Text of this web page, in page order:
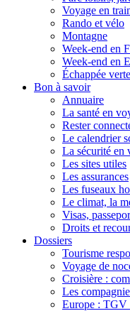
Voyage en
Rando et vélo
Montagne
Week-end en
Week-end en
Échappée verte
Bon à savoir
Annuaire
La santé en
Rester
Le calendrier
La sécurité en
Les sites utiles
Les assurances
Les fuseaux
Le climat, la
Visas,
Droits et
Dossiers
Tourisme
Voyage de
Croisière :
Les
Europe : TGV